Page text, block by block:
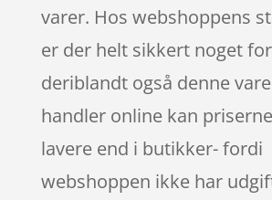
varer. Hos webshoppens
er der helt sikkert noget
deriblandt også denne
handler online kan
lavere end i butikker- fordi
webshoppen ikke har